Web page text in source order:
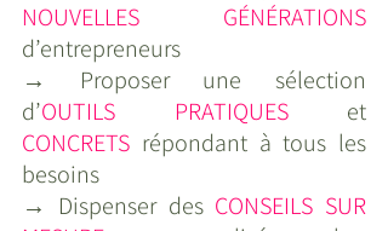
NOUVELLES GÉNÉRATIONS
d’entrepreneurs
→ Proposer une sélection
d’OUTILS PRATIQUES
CONCRETS répondant à tous les
besoins
→ Dispenser des CONSEILS SUR